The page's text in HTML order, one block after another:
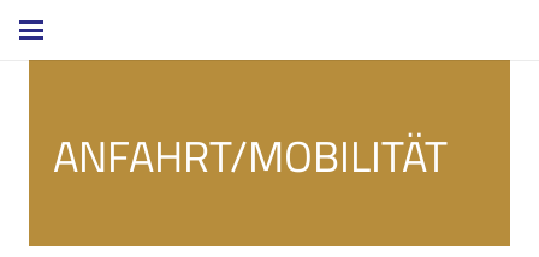
ANFAHRT/MOBILITÄT